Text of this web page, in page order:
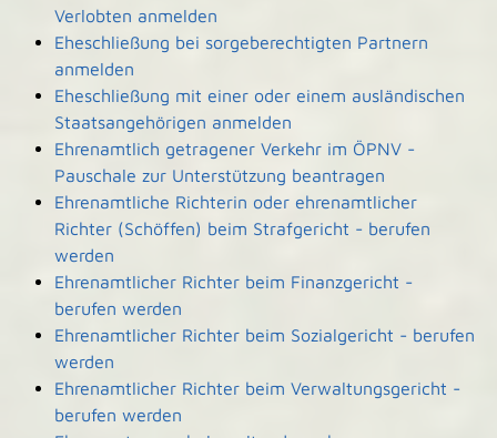
Verlobten anmelden
Eheschließung bei sorgeberechtigten Partnern
anmelden
Eheschließung mit einer oder einem ausländischen
Staatsangehörigen anmelden
Ehrenamtlich getragener Verkehr im ÖPNV -
Pauschale zur Unterstützung beantragen
Ehrenamtliche Richterin oder ehrenamtlicher
Richter (Schöffen) beim Strafgericht - berufen
werden
Ehrenamtlicher Richter beim Finanzgericht -
berufen werden
Ehrenamtlicher Richter beim Sozialgericht - berufen
werden
Ehrenamtlicher Richter beim Verwaltungsgericht -
berufen werden